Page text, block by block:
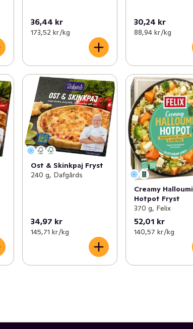
36,44 kr
173,52 kr /kg
30,24 kr
88,94 kr /kg
Ost & Skinkpaj Fryst
240 g, Dafgårds
34,97 kr
145,71 kr /kg
Creamy Halloumi
Hotpot Fryst
370 g, Felix
52,01 kr
140,57 kr /kg